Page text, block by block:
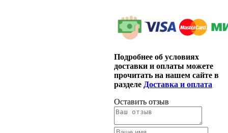
Подробнее об условиях
доставки и оплаты можете
прочитать на нашем сайте в
разделе Доставка и оплата
Оставить отзыв